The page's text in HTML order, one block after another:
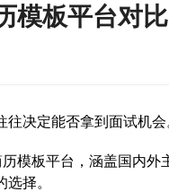
模板平台对
往决定能否拿到面试机
模板平台，涵盖国内
择。